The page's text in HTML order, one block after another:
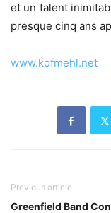
et un talent
presque cinq ans
www.kofmehl.net
Previous article
Greenfield Band